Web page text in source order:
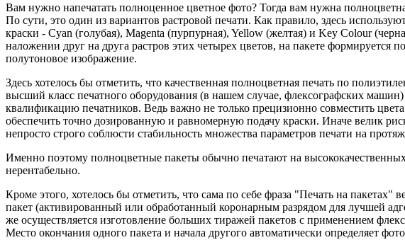
Вам нужно напечатать полноценное цветное фото? Тогда вам нужна
По сути, это один из вариантов растровой печати. Как правило, здесь
краски - Cyan (голубая), Magenta (пурпурная), Yellow (желтая) и Key Colour
наложении друг на друга растров этих четырех цветов, на пакете формируется
полутоновое изображение.
Здесь хотелось бы отметить, что качественная полноцветная печать по
высший класс печатного оборудования (в нашем случае, флексографских
квалификацию печатников. Ведь важно не только прецизионно совместить
обеспечить точно дозированную и равномерную подачу краски. Иначе велик
непросто строго соблюсти стабильность множества параметров печати на
Именно поэтому полноцветные пакеты обычно печатают на
нерентабельно.
Кроме этого, хотелось бы отметить, что сама по себе фраза "Печать на
пакет (активированный или обработанный коронарным разрядом для лучшей
же осуществляется изготовление больших тиражей пакетов с применением
Место окончания одного пакета и начала другого автоматически определяет